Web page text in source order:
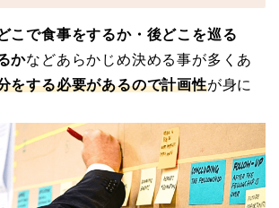
こで食事をするか・後どこを巡る
かなどあらかじめ決める事が多くあ
をする必要があるので計画性が身に